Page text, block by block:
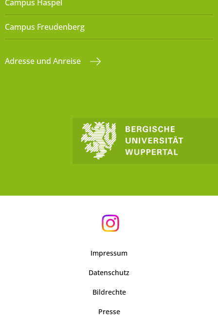
Campus Haspel
Campus Freudenberg
Adresse und Anreise
Impressum
Datenschutz
Bildrechte
Presse